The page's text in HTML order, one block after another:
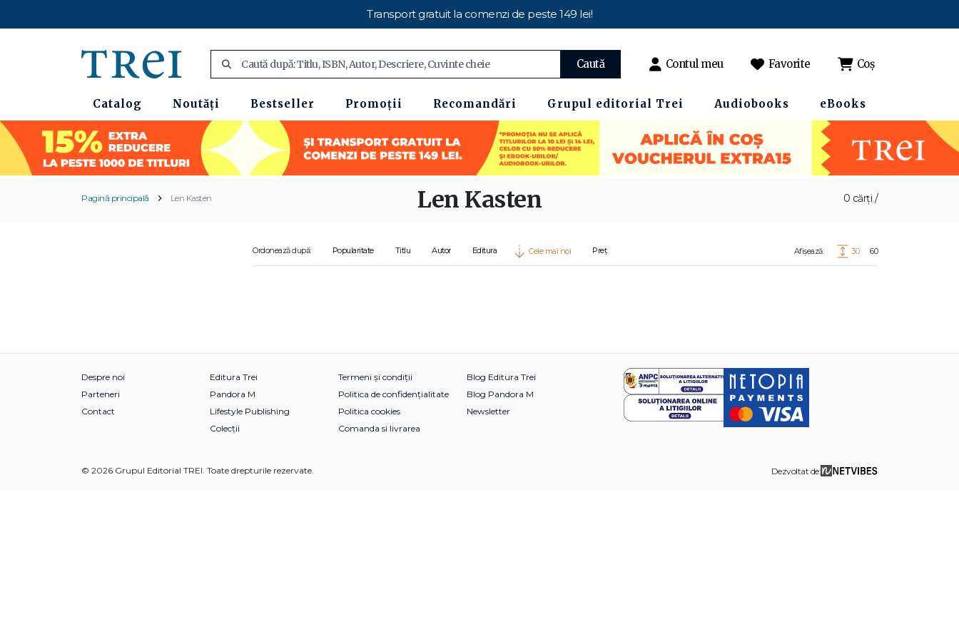
Transport gratuit la comenzi de peste 149 lei!
Caută Contul meu Favorite Coș
Catalog Noutăți Bestseller Promoții Recomandări Grupul editorial Trei Audiobooks eBooks
Pagină principală Len Kasten 0 cărți /
Len Kasten
Ordonează după: Popularitate Titlu Autor Editura Cele mai noi Preț Afișează: 30 60
Despre noi
Parteneri
Contact
Editura Trei
Pandora M
Lifestyle Publishing
Colecții
Termeni și condiții
Politica de confidențialitate
Politica cookies
Comanda si livrarea
Blog Editura Trei
Blog Pandora M
Newsletter
© 2026 Grupul Editorial TREI. Toate drepturile rezervate. Dezvoltat de: